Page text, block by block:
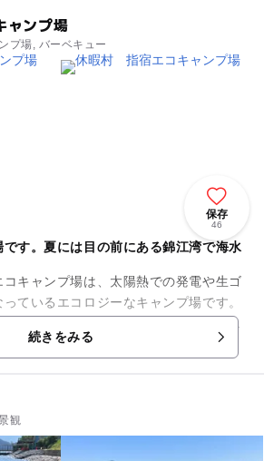
ンプ場
プ場, バーベキュー
保存
46
す。夏には目の前にある錦江湾で海水
キャンプ場は、太陽熱での発電や生ゴ
ているエコロジーなキャンプ場です。
プ場の他に温泉施設、ウォーキングコ
グラウ...
続きをみる
観